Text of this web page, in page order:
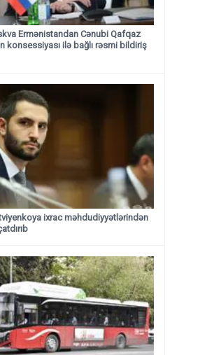
Ermənistandan Cənubi Qafqaz
konsessiyası ilə bağlı rəsmi bildiriş
ixrac məhdudiyyətlərindən